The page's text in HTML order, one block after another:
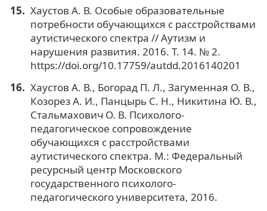
Хаустов А. В. Особые образовательные
потребности обучающихся с расстройствами
аутистического спектра // Аутизм и
нарушения развития. 2016. Т. 14. № 2.
https://doi.org/10.17759/autdd.2016140201
Хаустов А. В., Богорад П. Л., Загуменная О. В.,
Козорез А. И., Панцырь С. Н., Никитина Ю. В.,
Стальмахович О. В. Психолого-
педагогическое сопровождение
обучающихся с расстройствами
аутистического спектра. М.: Федеральный
ресурсный центр Московского
государственного психолого-
педагогического университета, 2016.